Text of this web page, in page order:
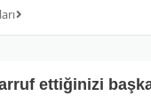
ettiğinizi